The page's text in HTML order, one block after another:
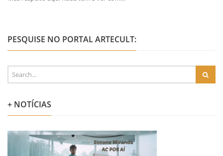
PESQUISE NO PORTAL ARTECULT:
+ NOTÍCIAS